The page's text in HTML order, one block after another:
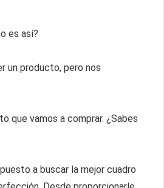
es así?
un producto, pero nos
que vamos a comprar. ¿Sabes
a buscar la mejor cuadro